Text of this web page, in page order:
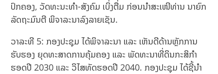
ປົກຄອງ, ວັດທະນະທຳ-ສັງຄົມ ເບິ່ງຕື່ມ ກ່ອນນໍາສະເໜີທ່ານ ນາຍົກ
ລັດຖະມົນຕີ ພິຈາລະນາລົງລາຍເຊັນ.
ວາລະທີ 5: ກອງປະຊຸມ ໄດ້ພິຈາລະນາ ແລະ ເຫັນດີດ້ານຫຼັກການ
ຮັບຮອງ ຍຸດທະສາດການຄຸ້ມຄອງ ແລະ ພັດທະນາທີ່ດິນກະສິກຳ
ຮອດປີ 2030 ແລະ ວິໄສທັດຮອດປີ 2040. ກອງປະຊຸມ ໄດ້ຊີ້ນໍາ